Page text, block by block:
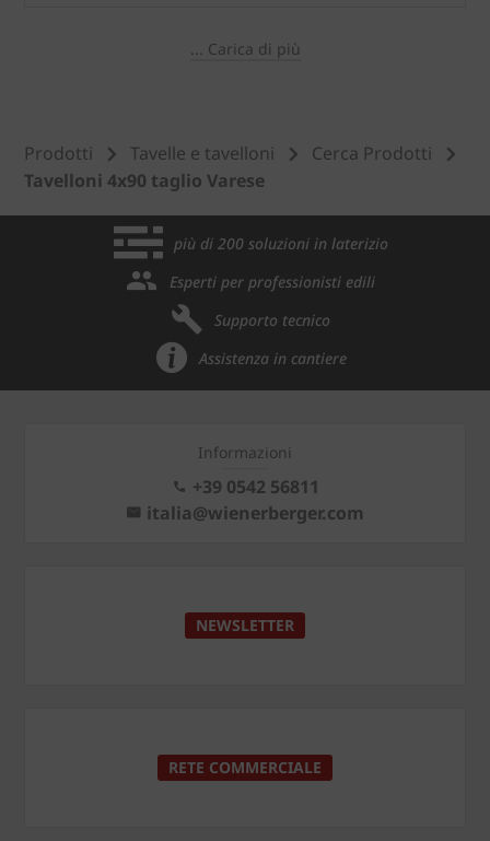
... Carica di più
Prodotti Tavelle e tavelloni
Cerca Prodotti
Tavelloni 4x90 taglio Varese
più di 200 soluzioni in laterizio
Esperti per professionisti edili
Supporto tecnico
Assistenza in cantiere
Informazioni
+39 0542 56811
italia@wienerberger.com
NEWSLETTER
RETE COMMERCIALE